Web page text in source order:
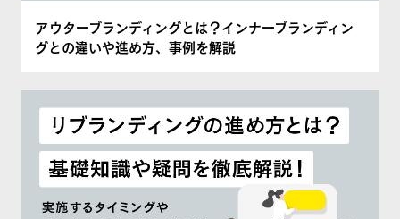
アウターブランディングとは？インナーブランディン
グとの違いや進め方、事例を解説